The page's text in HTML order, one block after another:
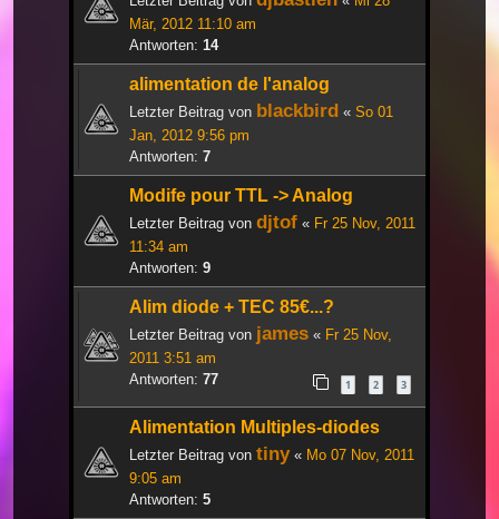
Mär, 2012 11:10 am
Antworten: 14
alimentation de l'analog
Letzter Beitrag von blackbird « So 01
Jan, 2012 9:56 pm
Antworten: 7
Modife pour TTL -> Analog
Letzter Beitrag von djtof « Fr 25 Nov, 2011
11:34 am
Antworten: 9
Alim diode + TEC 85€...?
Letzter Beitrag von james « Fr 25 Nov,
2011 3:51 am
Antworten: 77 1 2 3
Alimentation Multiples-diodes
Letzter Beitrag von tiny« Mo 07 Nov, 2011
9:05 am
Antworten: 5